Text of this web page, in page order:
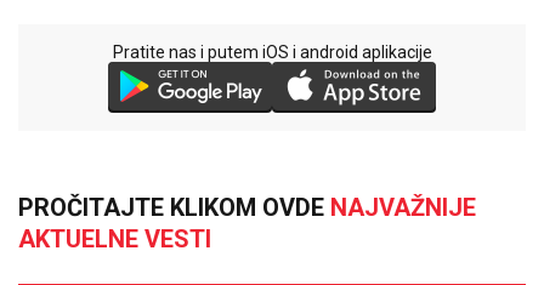
Pratite nas i putem iOS i android aplikacije
PROČITAJTE KLIKOM OVDE NAJVAŽNIJE
AKTUELNE VESTI